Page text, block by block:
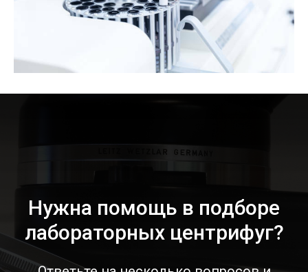
Нужна помощь в подборе
лабораторных центрифуг?